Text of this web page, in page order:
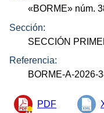
«BORME» núm.
Sección:
SECCIÓN
Referencia:
BORME-A-2026-
PDF